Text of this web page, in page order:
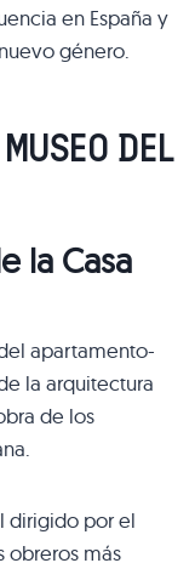
en España y
género.
DEL
la Casa
apartamento-
la arquitectura
de los
dirigido por el
obreros más